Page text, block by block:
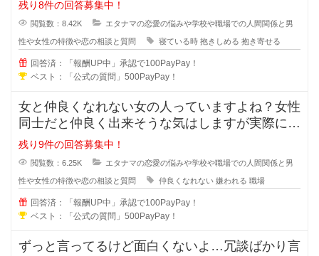
残り8件の回答募集中！
閲覧数：8.42K エタナマの恋愛の悩みや学校や職場での人間関係と男
性や女性の特徴や恋の相談と質問 寝ている時 抱きしめる 抱き寄せる
回答済：「報酬UP中」承認で100PayPay！
ベスト：「公式の質問」500PayPay！
女と仲良くなれない女の人っていますよね？女性
同士だと仲良く出来そうな気はしますが実際には
仲良くなれない場合も多々あります
残り9件の回答募集中！
閲覧数：6.25K エタナマの恋愛の悩みや学校や職場での人間関係と男
性や女性の特徴や恋の相談と質問 仲良くなれない 嫌われる 職場
回答済：「報酬UP中」承認で100PayPay！
ベスト：「公式の質問」500PayPay！
ずっと言ってるけど面白くないよ…冗談ばかり言